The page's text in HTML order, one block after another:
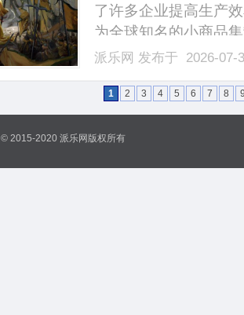
了许多企业提高生产
为全球知名的小商品
而，市场上众多的设
浙江义乌地区3D激光
派乐网 发布于 2026-
1 2 3 4 5 6 7 8
© 2015-2020 派乐网版权所有